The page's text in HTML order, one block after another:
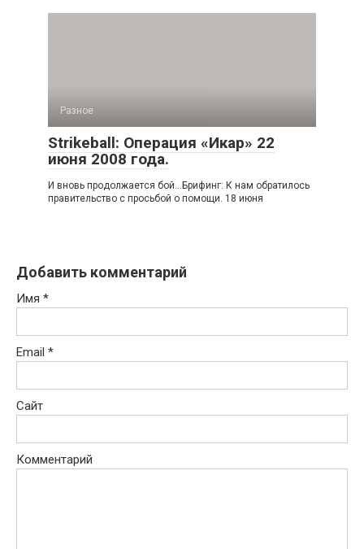
Разное
Strikeball: Операция «Икар» 22
июня 2008 года.
И вновь продолжается бой...Брифинг: К нам обратилось
правительство с просьбой о помощи. 18 июня
Добавить комментарий
Имя *
Email *
Сайт
Комментарий